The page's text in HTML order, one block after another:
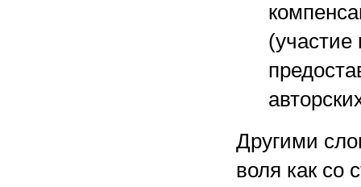
(участие
Другими
воля как со